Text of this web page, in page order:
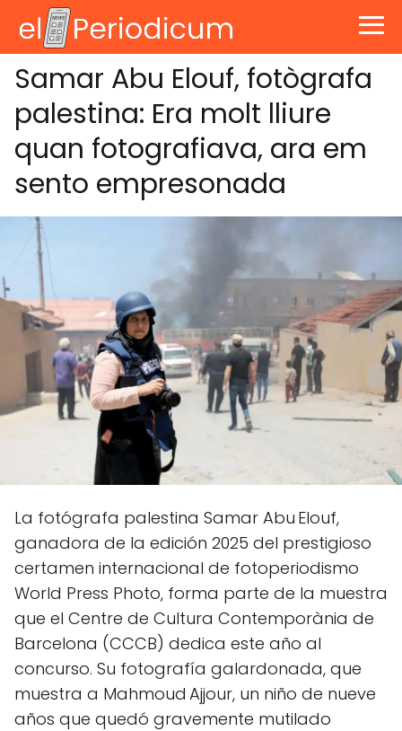
Samar Abu Elouf, fotògrafa
palestina: Era molt lliure
quan fotografiava, ara em
sento empresonada
La fotógrafa palestina Samar Abu Elouf,
ganadora de la edición 2025 del prestigioso
certamen internacional de fotoperiodismo
World Press Photo, forma parte de la muestra
que el Centre de Cultura Contemporània de
Barcelona (CCCB) dedica este año al
concurso. Su fotografía galardonada, que
muestra a Mahmoud Ajjour, un niño de nueve
años que quedó gravemente mutilado